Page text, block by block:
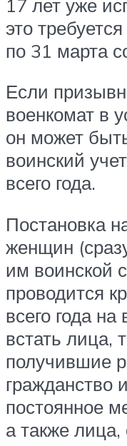
17 лет уже
это
по 31 марта
Если
военкомат в
он может
воинский
всего года.
Постановка
женщин
им воинской
проводится
всего года на
встать лица,
получившие
гражданство
постоянное
а также